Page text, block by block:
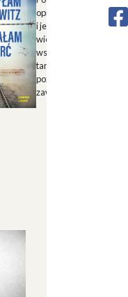
opisu historii Górnego
i jego mieszkańców w
wieku oraz zapisu
wspomnień
tamtych terenów, które
pozwalają lepiej
zawiłe koleje losu